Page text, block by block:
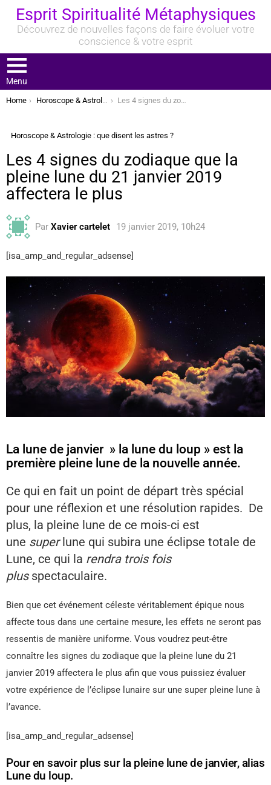
Esprit Spiritualité Métaphysiques
Découvrez de nouvelles façons de faire évoluer votre
conscience & votre esprit
Menu
You are here:
Home Horoscope & Astrologie : que disent les astres ? Les 4 signes du zodiaque que la pleine lune du 21 janvier 2019 affectera le plus
Horoscope & Astrologie : que disent les astres ?
Les 4 signes du zodiaque que la
pleine lune du 21 janvier 2019
affectera le plus
Par Xavier cartelet 19 janvier 2019, 10h24
[isa_amp_and_regular_adsense]
La lune de janvier » la lune du loup » est la
première pleine lune de la nouvelle année.
Ce qui en fait un point de départ très spécial
pour une réflexion et une résolution rapides. De
plus, la pleine lune de ce mois-ci est
une superlune qui subira une éclipse totale de
Lune, ce qui la rendra trois fois
plusspectaculaire.
Bien que cet événement céleste véritablement épique nous
affecte tous dans une certaine mesure, les effets ne seront pas
ressentis de manière uniforme. Vous voudrez peut-être
connaître les signes du zodiaque que la pleine lune du 21
janvier 2019 affectera le plus afin que vous puissiez évaluer
votre expérience de l’éclipse lunaire sur une super pleine lune à
l’avance.
[isa_amp_and_regular_adsense]
Pour en savoir plus sur la pleine lune de janvier, alias
Lune du loup.